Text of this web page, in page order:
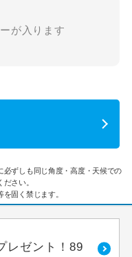
が入ります
ずしも同じ角度・高度・天候での
さい。
固く禁じます。
レゼント！89